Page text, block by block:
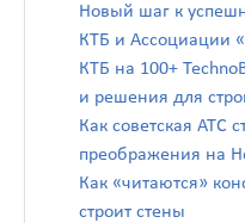
Новый шаг к
КТБ и Ассоциации
КТБ на 100+
и решения для
Как советская АТС
преображения на
Как «читаются»
строит стены